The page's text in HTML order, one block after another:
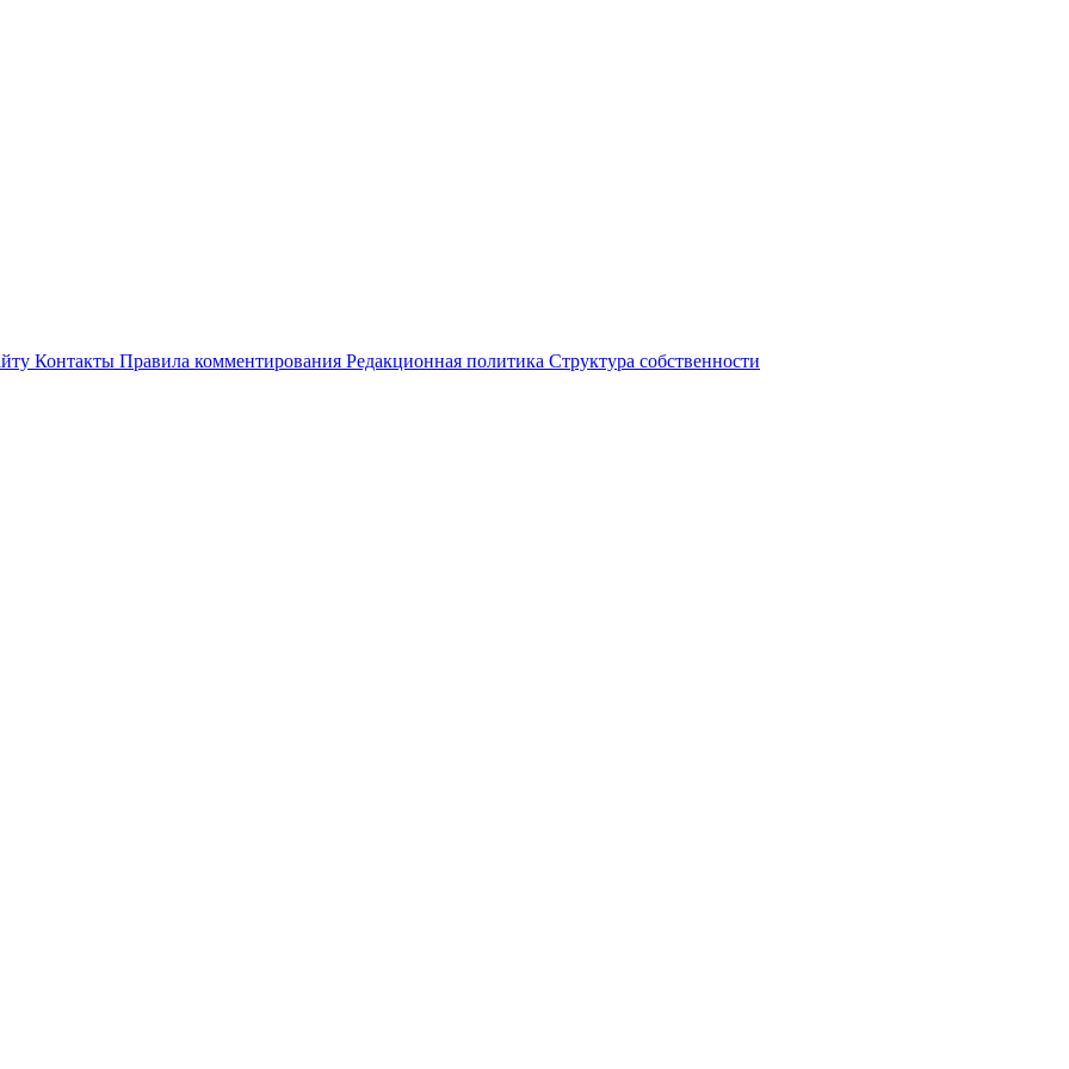
Контакты Правила комментирования Редакционная политика Структура собственности